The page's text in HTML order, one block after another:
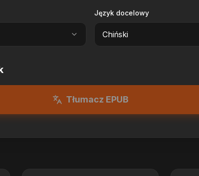
Język docelowy
Chiński
Tłumacz EPUB